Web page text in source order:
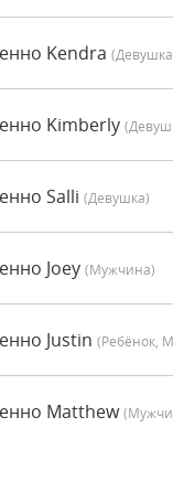
Kendra
Kimberly
Salli (девушка)
Joey (мужчина)
Justin (Ребёнок,
Matthew